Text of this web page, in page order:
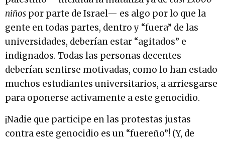
niños por parte de Israel— es algo por lo que la
gente en todas partes, dentro y “fuera” de las
universidades, deberían estar “agitados” e
indignados. Todas las personas decentes
deberían sentirse motivadas, como lo han estado
muchos estudiantes universitarios, a arriesgarse
para oponerse activamente a este genocidio.
¡Nadie que participe en las protestas justas
contra este genocidio es un “fuereño”! (Y, de